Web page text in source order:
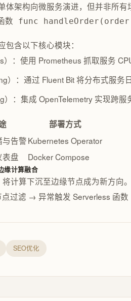
体架构向微服务演进，但并非所
理函数 func
含以下核心模块：
）：使用 Prometheus 抓取服务
）：通过 Fluent Bit 将分布式服务
）：集成 OpenTelemetry 实现跨服
部署方式
告警Kubernetes Operator
表盘 Docker Compose
缘计算融合
将计算下沉至边缘节点成为新方
过滤 → 异常触发 Serverless 函
SEO优化